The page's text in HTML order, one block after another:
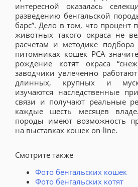
интересной оказалась
разведению бенгальской
барс”. Дело в том, что процент
животных такого окраса не
расчетам и методике
питомниках кошек РСА
рождение котят окраса
заводчики увлеченно
длинных, крупных и
изучаются наследственные
связи и получают реальные
каждые шесть месяцев
породы имеют возможность
на выставках кошек on-line.
Смотрите также
Фото бенгальских кошек
Фото бенгальских котят